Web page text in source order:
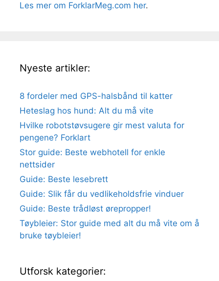
Les mer om ForklarMeg.com her.
Nyeste artikler:
8 fordeler med GPS-halsbånd til katter
Heteslag hos hund: Alt du må vite
Hvilke robotstøvsugere gir mest valuta for
pengene? Forklart
Stor guide: Beste webhotell for enkle
nettsider
Guide: Beste lesebrett
Guide: Slik får du vedlikeholdsfrie vinduer
Guide: Beste trådløst ørepropper!
Tøybleier: Stor guide med alt du må vite om å
bruke tøybleier!
Utforsk kategorier: